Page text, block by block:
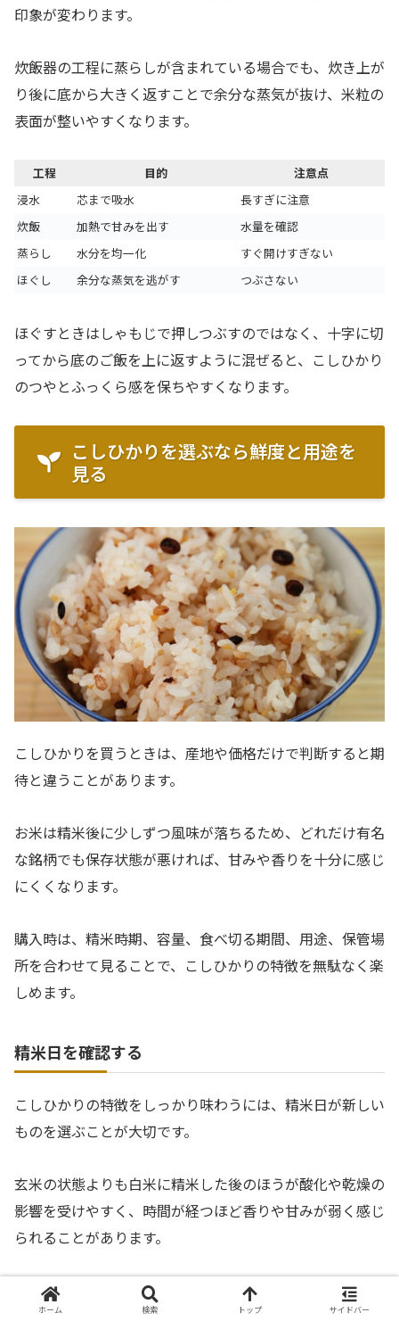
印象が変わります。
炊飯器の工程に蒸らしが含まれている場合でも、炊き上が
り後に底から大きく返すことで余分な蒸気が抜け、米粒の
表面が整いやすくなります。
工程 目的
注意点
浸水
芯まで吸水
長すぎに注意
炊飯
加熱で甘みを出す
水量を確認
蒸らし
水分を均一化
すぐ開けすぎない
ほぐし
余分な蒸気を逃がす つぶさない
ほぐすときはしゃもじで押しつぶすのではなく、十字に切
ってから底のご飯を上に返すように混ぜると、こしひかり
のつやとふっくら感を保ちやすくなります。
こしひかりを選ぶなら鮮度と用途を
見る
こしひかりを買うときは、産地や価格だけで判断すると期
待と違うことがあります。
お米は精米後に少しずつ風味が落ちるため、どれだけ有名
な銘柄でも保存状態が悪ければ、甘みや香りを十分に感じ
にくくなります。
購入時は、精米時期、容量、食べ切る期間、用途、保管場
所を合わせて見ることで、こしひかりの特徴を無駄なく楽
しめます。
精米日を確認する
こしひかりの特徴をしっかり味わうには、精米日が新しい
ものを選ぶことが大切です。
玄米の状態よりも白米に精米した後のほうが酸化や乾燥の
影響を受けやすく、時間が経つほど香りや甘みが弱く感じ
られることがあります。
店頭で選ぶときは、産地名や価格だけでなく、袋に記載さ
れた精米時期を確認し、家庭で食べ切れる量を選ぶと無駄
ホーム 検索 トップ サイドバー